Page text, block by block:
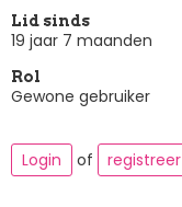
Lid sinds
19 jaar 7 maanden
Rol
Gewone gebruiker
Login of registreer